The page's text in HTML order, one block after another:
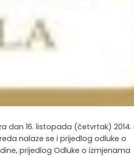
dan 16. listopada (četvrtak) 2014.
nalaze se i prijedlog odluke o
prijedlog Odluke o izmjenama